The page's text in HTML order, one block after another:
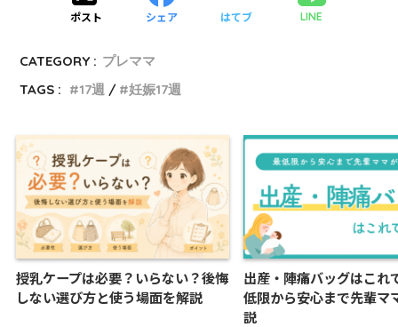
ポスト シェア はてブ LINE
CATEGORY : プレママ
TAGS :
17週 妊娠17週
授乳ケープは必要？いらない？後悔
しない選び方と使う場面を解説
出産・陣痛バッグはこれ
低限から安心まで先輩マ
説